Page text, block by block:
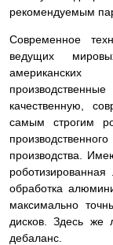
рекомендуемым
Современное
ведущих
качественную,
самым строгим
производства.
обработка
максимально
дисков. Здесь же
дебаланс.